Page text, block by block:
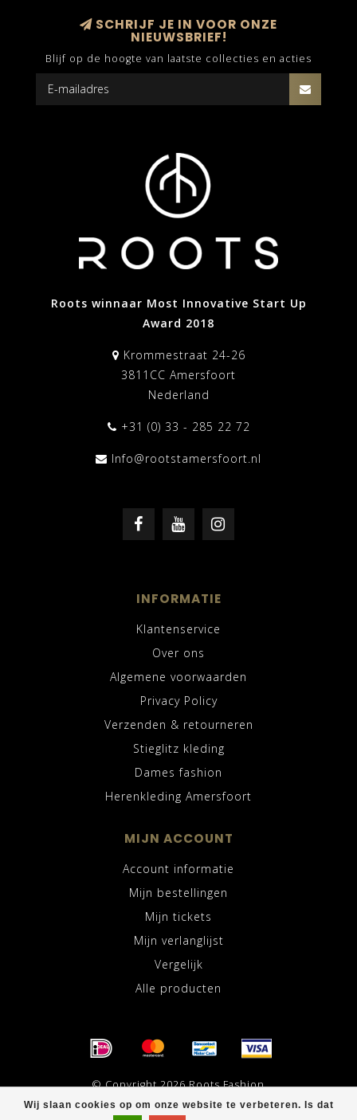
Wij slaan cookies op om onze website te verbeteren. Is dat
SCHRIJF JE IN VOOR ONZE
NIEUWSBRIEF!
Blijf op de hoogte van laatste collecties en acties
Roots winnaar Most Innovative Start Up
Award 2018
Krommestraat 24-26
3811CC Amersfoort
Nederland
+31 (0) 33 - 285 22 72
Info@rootstamersfoort.nl
INFORMATIE
Klantenservice
Over ons
Algemene voorwaarden
Privacy Policy
Verzenden & retourneren
Stieglitz kleding
Dames fashion
Herenkleding Amersfoort
MIJN ACCOUNT
Account informatie
Mijn bestellingen
Mijn tickets
Mijn verlanglijst
Vergelijk
Alle producten
© Copyright 2026 Roots Fashion